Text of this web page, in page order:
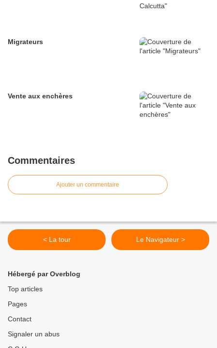
Migrateurs
Vente aux enchères
Commentaires
Ajouter un commentaire
< La tour Le Navigateur >
Hébergé par Overblog
Top articles
Pages
Contact
Signaler un abus